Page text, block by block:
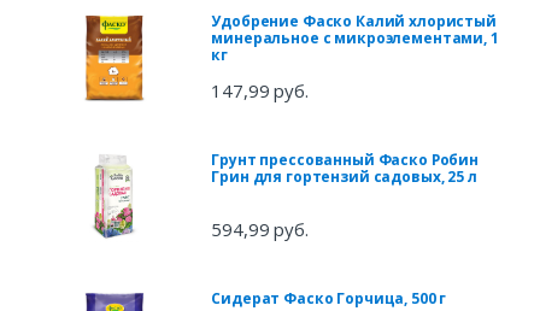
Удобрение Фаско Калий хлористый
минеральное с микроэлементами, 1
кг
147,99 руб.
Грунт прессованный Фаско Робин
Грин для гортензий садовых, 25 л
594,99 руб.
Сидерат Фаско Горчица, 500 г